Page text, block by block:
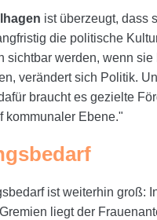
ist überzeugt, dass
die politische
sichtbar werden, wenn sie
verändert sich Politik.
braucht es gezielte
kommunaler Ebene."
ist weiterhin groß:
liegt der